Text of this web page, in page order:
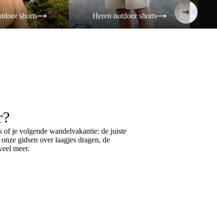
shorts
Heren outdoor shorts
of je volgende wandelvakantie: de juiste
gidsen overlaagjes dragen, de
meer.